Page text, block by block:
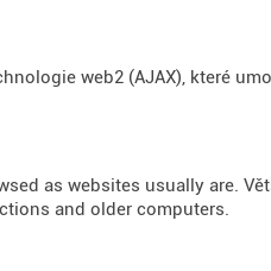
web2 (AJAX), které
as websites usually are.
and older computers.